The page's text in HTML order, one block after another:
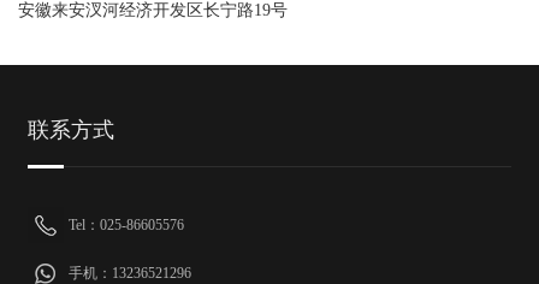
安徽来安汊河经济开发区长宁路19号
联系方式
Tel：025-86605576
手机：13236521296